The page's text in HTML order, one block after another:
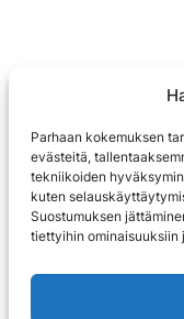
Parhaan kokemuksen
evästeitä,
tekniikoiden
kuten
Suostumuksen
tiettyihin ominaisuuksiin